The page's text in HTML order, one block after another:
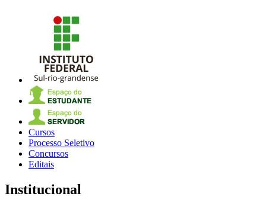
Cursos
Processo Seletivo
Concursos
Editais
Institucional